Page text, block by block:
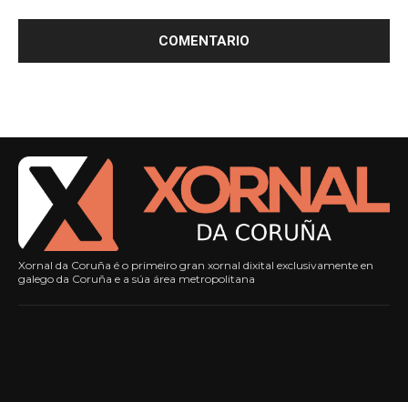
Xornal da Coruña é o primeiro gran xornal dixital exclusivamente en
galego da Coruña e a súa área metropolitana